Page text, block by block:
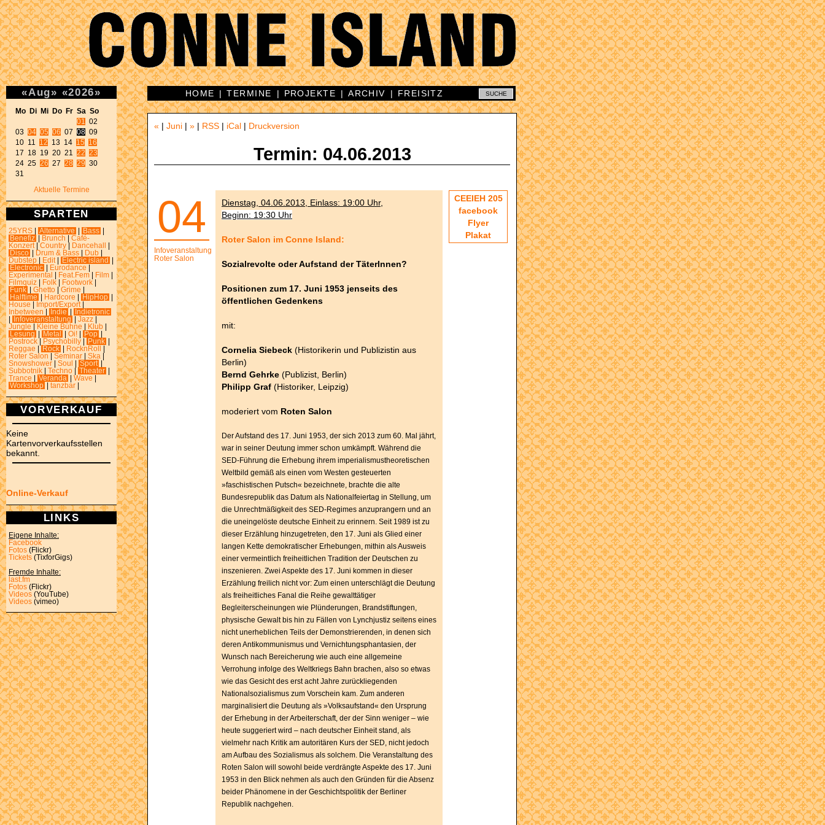
«Aug» «2026»
Mo Di Mi Do Fr Sa So
01
02
03 04 05 06 07 08 09
10 11 12 13 14 15
16
17 18 19 20 21 22 23
24 25 26 27 28 29 30
31
Aktuelle Termine
SPARTEN
25YRS Alternative Bass
Benefiz
Brunch
Café-
Konzert
Country Dancehall
Disco
Drum & Bass Dub
Dubstep
Edit Electric island
Electronic
Eurodance
Experimental
Feat.Fem Film
Filmquiz
Folk Footwork
Funk
Ghetto Grime
Halftime
Hardcore HipHop
House
Import/Export
Inbetween
Indie
Indietronic
Infoveranstaltung Jazz
Jungle
Kleine Bühne Klub
Lesung
Metal Oi! Pop
Postrock
Psychobilly Punk
Reggae
Rock RocknRoll
Roter Salon
Seminar Ska
Snowshower
Soul Sport
Subbotnik
Techno Theater
Trance
Veranda Wave
Workshop
tanzbar
VORVERKAUF
Keine
Kartenvorverkaufsstellen
bekannt.
Online-Verkauf
LINKS
Eigene Inhalte:
Facebook
Fotos (Flickr)
Tickets (TixforGigs)
Fremde Inhalte:
last.fm
Fotos (Flickr)
Videos (YouTube)
Videos (vimeo)
HOME |TERMINE | PROJEKTE |ARCHIV | FREISITZ
« | Juni | » | RSS | iCal | Druckversion
Termin: 04.06.2013
04
Infoveranstaltung
Roter Salon
CEEIEH 205
facebook
Flyer
Plakat
Dienstag, 04.06.2013, Einlass: 19:00 Uhr,
Beginn: 19:30 Uhr
Roter Salon im Conne Island:
Sozialrevolte oder Aufstand der TäterInnen?
Positionen zum 17. Juni 1953 jenseits des
öffentlichen Gedenkens
mit:
Cornelia Siebeck (Historikerin und Publizistin aus
Berlin)
Bernd Gehrke (Publizist, Berlin)
Philipp Graf (Historiker, Leipzig)
moderiert vom Roten Salon
Der Aufstand des 17. Juni 1953, der sich 2013 zum 60. Mal jährt,
war in seiner Deutung immer schon umkämpft. Während die
SED-Führung die Erhebung ihrem imperialismustheoretischen
Weltbild gemäß als einen vom Westen gesteuerten
»faschistischen Putsch« bezeichnete, brachte die alte
Bundesrepublik das Datum als Nationalfeiertag in Stellung, um
die Unrechtmäßigkeit des SED-Regimes anzuprangern und an
die uneingelöste deutsche Einheit zu erinnern. Seit 1989 ist zu
dieser Erzählung hinzugetreten, den 17. Juni als Glied einer
langen Kette demokratischer Erhebungen, mithin als Ausweis
einer vermeintlich freiheitlichen Tradition der Deutschen zu
inszenieren. Zwei Aspekte des 17. Juni kommen in dieser
Erzählung freilich nicht vor: Zum einen unterschlägt die Deutung
als freiheitliches Fanal die Reihe gewalttätiger
Begleiterscheinungen wie Plünderungen, Brandstiftungen,
physische Gewalt bis hin zu Fällen von Lynchjustiz seitens eines
nicht unerheblichen Teils der Demonstrierenden, in denen sich
deren Antikommunismus und Vernichtungsphantasien, der
Wunsch nach Bereicherung wie auch eine allgemeine
Verrohung infolge des Weltkriegs Bahn brachen, also so etwas
wie das Gesicht des erst acht Jahre zurückliegenden
Nationalsozialismus zum Vorschein kam. Zum anderen
marginalisiert die Deutung als »Volksaufstand« den Ursprung
der Erhebung in der Arbeiterschaft, der der Sinn weniger – wie
heute suggeriert wird – nach deutscher Einheit stand, als
vielmehr nach Kritik am autoritären Kurs der SED, nicht jedoch
am Aufbau des Sozialismus als solchem. Die Veranstaltung des
Roten Salon will sowohl beide verdrängte Aspekte des 17. Juni
1953 in den Blick nehmen als auch den Gründen für die Absenz
beider Phänomene in der Geschichtspolitik der Berliner
Republik nachgehen.